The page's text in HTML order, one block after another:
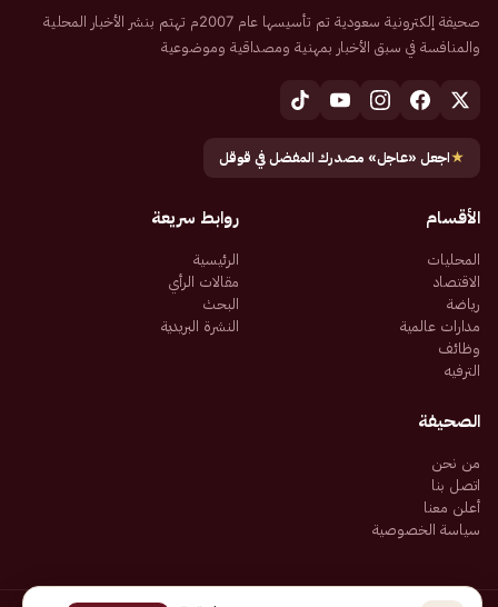
صحيفة إلكترونية سعودية تم تأسيسها عام 2007م تهتم بنشر الأخبار المحلية
والمنافسة في سبق الأخبار بمهنية ومصداقية وموضوعية
★اجعل «عاجل» مصدرك المفضل في قوقل
الأقسام
المحليات
الاقتصاد
رياضة
مدارات عالمية
وظائف
الترفيه
روابط سريعة
الرئيسية
مقالات الرأي
البحث
النشرة البريدية
الصحيفة
من نحن
اتصل بنا
أعلن معنا
سياسة الخصوصية